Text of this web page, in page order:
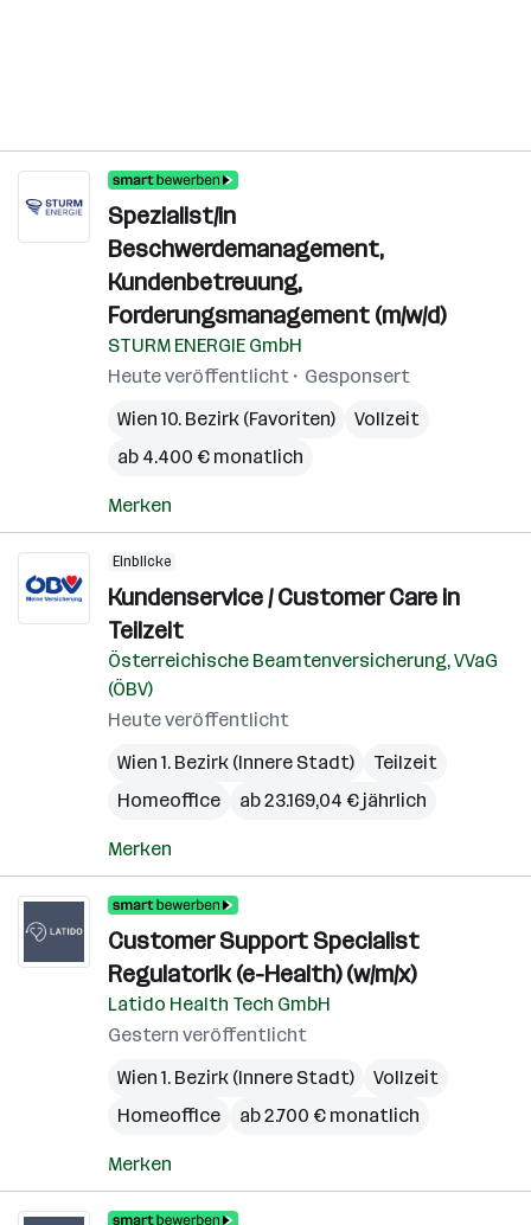
Spezialist/in
Beschwerdemanagement,
Kundenbetreuung,
Forderungsmanagement (m/w/d)
STURM ENERGIE GmbH
Heute veröffentlicht
Gesponsert
Wien 10. Bezirk (Favoriten)
Vollzeit
ab 4.400 € monatlich
Merken
Einblicke
Kundenservice / Customer Care in
Teilzeit
Österreichische Beamtenversicherung, VVaG
(ÖBV)
Heute veröffentlicht
Wien 1. Bezirk (Innere Stadt)
Teilzeit
Homeoffice
ab 23.169,04 € jährlich
Merken
Customer Support Specialist
Regulatorik (e-Health) (w/m/x)
Latido Health Tech GmbH
Gestern veröffentlicht
Wien 1. Bezirk (Innere Stadt)
Vollzeit
Homeoffice
ab 2.700 € monatlich
Merken